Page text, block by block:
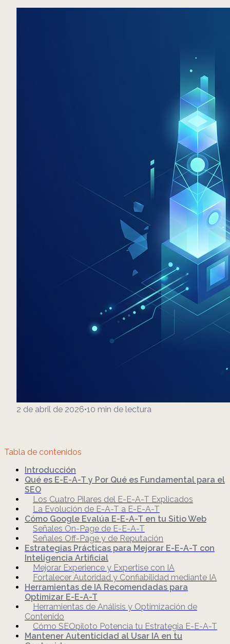
2 de abril de 2026•10 min de lectura
Tabla de contenidos
Introducción
Qué es E-E-A-T y Por Qué es Fundamental para el
SEO
Los Cuatro Pilares del E-E-A-T Explicados
La Evolución de E-A-T a E-E-A-T
Cómo Google Evalúa E-E-A-T en tu Sitio Web
Señales On-Page de E-E-A-T
Señales Off-Page y de Reputación
Estrategias Prácticas para Mejorar E-E-A-T con
Inteligencia Artificial
Mejorar Experience y Expertise con IA
Fortalecer Autoridad y Confiabilidad mediante IA
Herramientas de IA Recomendadas para
Optimizar E-E-A-T
Herramientas de Análisis y Optimización de
Contenido
Cómo SEOpiloto Potencia tu Estrategia E-E-A-T
Mantener Autenticidad al Usar IA en tu